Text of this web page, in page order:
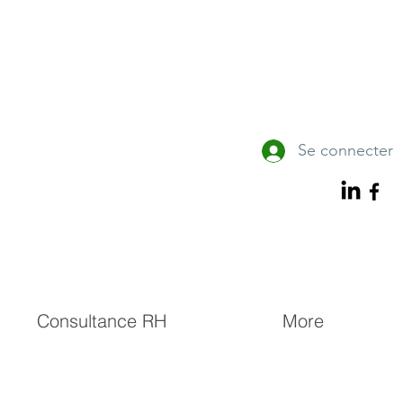
Se connecter
Consultance RH More